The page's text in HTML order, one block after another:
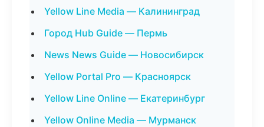
Yellow Line Media — Калининград
Город Hub Guide — Пермь
News News Guide — Новосибирск
Yellow Portal Pro — Красноярск
Yellow Line Online — Екатеринбург
Yellow Online Media — Мурманск